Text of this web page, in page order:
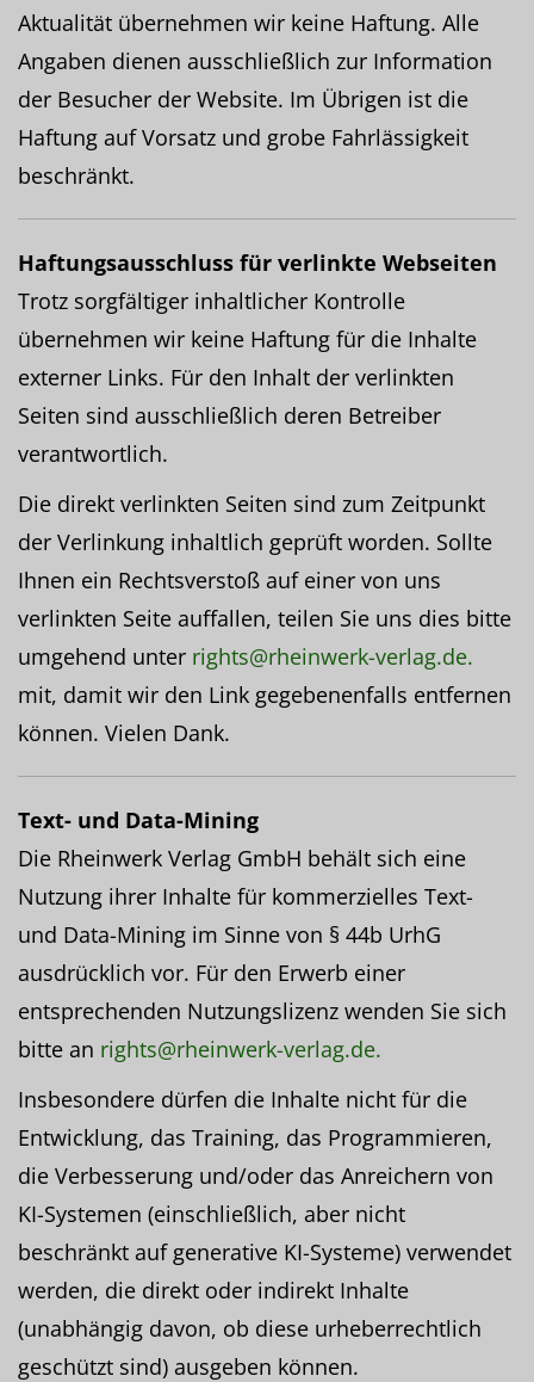
Aktualität übernehmen wir keine Haftung. Alle
Angaben dienen ausschließlich zur Information
der Besucher der Website. Im Übrigen ist die
Haftung auf Vorsatz und grobe Fahrlässigkeit
beschränkt.
Haftungsausschluss für verlinkte Webseiten
Trotz sorgfältiger inhaltlicher Kontrolle
übernehmen wir keine Haftung für die Inhalte
externer Links. Für den Inhalt der verlinkten
Seiten sind ausschließlich deren Betreiber
verantwortlich.
Die direkt verlinkten Seiten sind zum Zeitpunkt
der Verlinkung inhaltlich geprüft worden. Sollte
Ihnen ein Rechtsverstoß auf einer von uns
verlinkten Seite auffallen, teilen Sie uns dies bitte
umgehend unter rights@rheinwerk-verlag.de.
mit, damit wir den Link gegebenenfalls entfernen
können. Vielen Dank.
Text- und Data-Mining
Die Rheinwerk Verlag GmbH behält sich eine
Nutzung ihrer Inhalte für kommerzielles Text-
und Data-Mining im Sinne von § 44b UrhG
ausdrücklich vor. Für den Erwerb einer
entsprechenden Nutzungslizenz wenden Sie sich
bitte an rights@rheinwerk-verlag.de.
Insbesondere dürfen die Inhalte nicht für die
Entwicklung, das Training, das Programmieren,
die Verbesserung und/oder das Anreichern von
KI-Systemen (einschließlich, aber nicht
beschränkt auf generative KI-Systeme) verwendet
werden, die direkt oder indirekt Inhalte
(unabhängig davon, ob diese urheberrechtlich
geschützt sind) ausgeben können.